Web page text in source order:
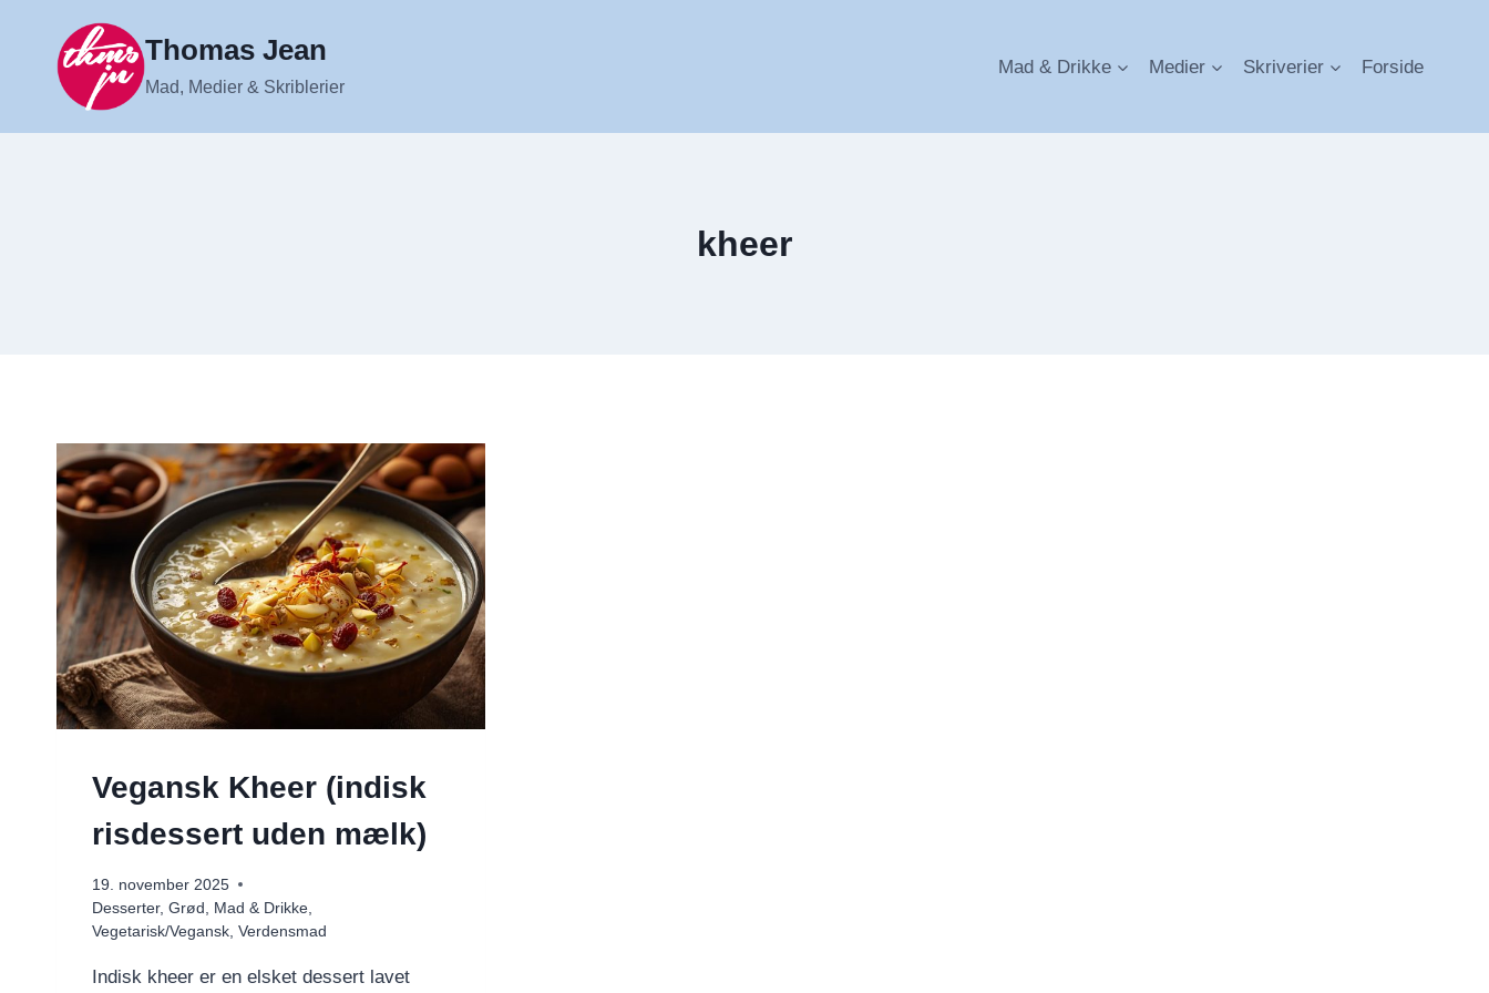
indhold
Thomas Jean
Mad, Medier & Skriblerier
Mad & Drikke Medier Skriverier Forside
kheer
Vegansk Kheer (indisk
risdessert uden mælk)
19. november 2025
Desserter, Grød Mad & Drikke
Vegetarisk/Vegansk Verdensmad
Indisk kheer er en elsket dessert lavet